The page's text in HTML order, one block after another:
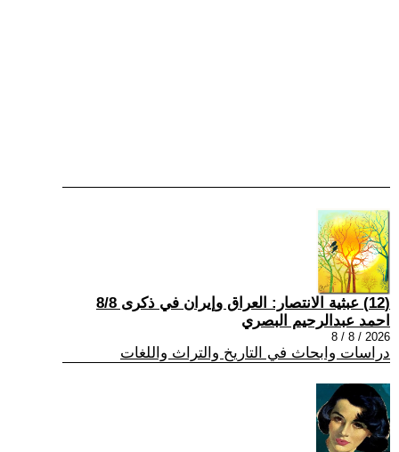
(12) عبثية الانتصار: العراق وإيران في ذكرى 8/8
احمد عبدالرحيم البصري
2026 / 8 / 8
دراسات وابحاث في التاريخ والتراث واللغات